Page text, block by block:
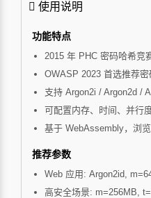
使用说明
功能特点
2015 年 PHC 密码哈希竞
OWASP 2023 首选推荐
支持 Argon2i / Argon2d /
可配置内存、时间、并行
基于 WebAssembly，浏
推荐参数
Web 应用: Argon2id,
高安全场景: m=256MB,